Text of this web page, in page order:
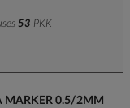
53 PKK
MARKER 0.5/2MM